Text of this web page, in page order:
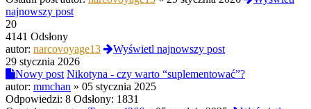
najnowszy post
20
4141 Odsłony
autor: narcovoyage13
Wyświetl najnowszy post
29 stycznia 2026
Nowy post Nikotyna - czy warto “suplementować”?
autor: mmchan » 05 stycznia 2025
Odpowiedzi: 8 Odsłony: 1831